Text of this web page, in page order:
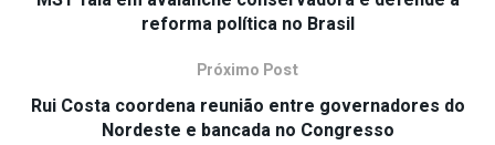
reforma política no Brasil
Próximo Post
Rui Costa coordena reunião entre governadores do
Nordeste e bancada no Congresso